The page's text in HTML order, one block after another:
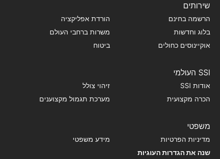
שירותים
הרשמה בחינם
הורדת אפליקציה
בלוג וחדשות
משרות ברחבי העולם
אוקיינוסים כחולים
ביטוח
SSI העולמי
אודות SSI
זיהוי צולל
הכרה מקצועית
מערכת תגמול מקצוענים
משפטי
מדיניות הפרטיות
מידע משפטי
שנה את הגדרות העוגיות